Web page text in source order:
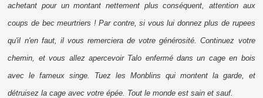
achetant pour un montant nettement plus conséquent, attention aux
coups de bec meurtriers ! Par contre, si vous lui donnez plus de rupees
qu'il n'en faut, il vous remerciera de votre générosité. Continuez votre
chemin, et vous allez apercevoir Talo enfermé dans un cage en bois
avec le fameux singe. Tuez les Monblins qui montent la garde, et
détruisez la cage avec votre épée. Tout le monde est sain et sauf.